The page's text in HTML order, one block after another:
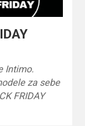
Intimo.
za sebe
FRIDAY